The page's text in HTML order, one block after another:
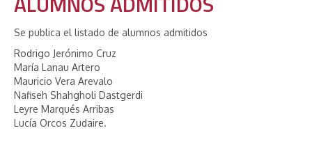
Se publica el listado de alumnos admitidos
Rodrigo Jerónimo Cruz
María Lanau Artero
Mauricio Vera Arevalo
Nafiseh Shahgholi Dastgerdi
Leyre Marqués Arribas
Lucía Orcos Zudaire.